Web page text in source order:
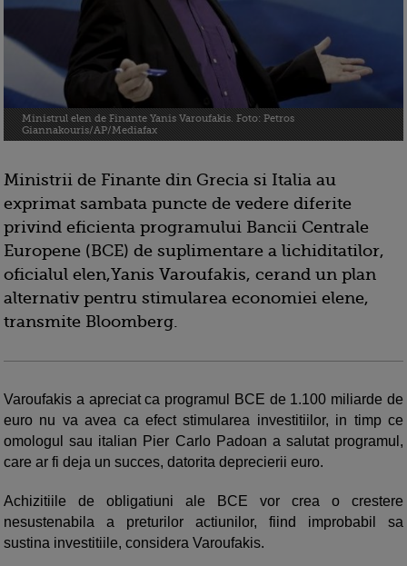
Ministrul elen de Finante Yanis Varoufakis. Foto: Petros
Giannakouris/AP/Mediafax
Ministrii de Finante din Grecia si Italia au
exprimat sambata puncte de vedere diferite
privind eficienta programului Bancii Centrale
Europene (BCE) de suplimentare a lichiditatilor,
oficialul elen,Yanis Varoufakis, cerand un plan
alternativ pentru stimularea economiei elene,
transmite Bloomberg.
Varoufakis a apreciat ca programul BCE de 1.100 miliarde de
euro nu va avea ca efect stimularea investitiilor, in timp ce
omologul sau italian Pier Carlo Padoan a salutat programul,
care ar fi deja un succes, datorita deprecierii euro.
Achizitiile de obligatiuni ale BCE vor crea o crestere
nesustenabila a preturilor actiunilor, fiind improbabil sa
sustina investitiile, considera Varoufakis.